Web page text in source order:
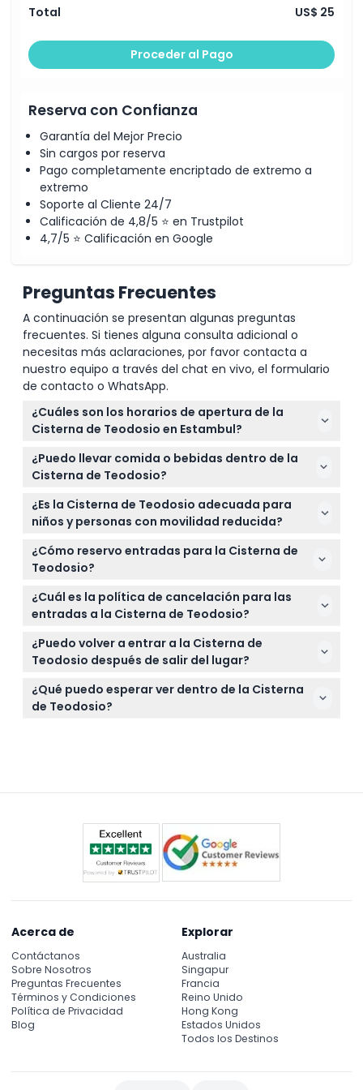
Inclusiones
Exclusiones
Horario de Apertura
Cosas a Saber
Ubicación
Cómo Llegar
Cómo Canjear
Política de Cancelación
Total
US$ 25
Proceder al Pago
Reserva con Confianza
Garantía del Mejor Precio
Sin cargos por reserva
Pago completamente encriptado de extremo a
extremo
Soporte al Cliente 24/7
Calificación de 4,8/5 ⭐ en Trustpilot
4,7/5 ⭐ Calificación en Google
Preguntas Frecuentes
A continuación se presentan algunas preguntas
frecuentes. Si tienes alguna consulta adicional o
necesitas más aclaraciones, por favor contacta a
nuestro equipo a través del chat en vivo, el formulario
de contacto o WhatsApp.
¿Cuáles son los horarios de apertura de la
Cisterna de Teodosio en Estambul?
La Cisterna de Teodosio está abierta todos los días
de 9:00 AM a 7:00 PM, con la última entrada a las
momento de la reserva).
¿Puedo llevar comida o bebidas dentro de la
Cisterna de Teodosio?
No, no se permite llevar comida ni bebidas de fuera
dentro de la Cisterna de Teodosio para ayudar a
preservar el sitio histórico.
¿Es la Cisterna de Teodosio adecuada para
niños y personas con movilidad reducida?
La cisterna es mayormente plana y fácil de
recorrer, lo que la hace adecuada para familias,
accesibilidad puede variar; los niños y quienes
tengan preocupaciones de movilidad deben
¿Cómo reservo entradas para la Cisterna de
Teodosio?
Puede reservar sus entradas directamente en línea
a través de este sitio web, donde también puede
fácilmente.
¿Cuál es la política de cancelación para las
entradas a la Cisterna de Teodosio?
Las entradas no son reembolsables y no pueden ser
canceladas bajo ninguna circunstancia, así que por
favor asegúrese de sus planes antes de reservar.
¿Puedo volver a entrar a la Cisterna de
Teodosio después de salir del lugar?
No está permitida la reentrada una vez que salga
del sitio, así que asegúrese de tomarse su tiempo
¿Qué puedo esperar ver dentro de la Cisterna
de Teodosio?
ingeniería e historia bizantina.
Acerca de
Contáctanos
Sobre Nosotros
Preguntas Frecuentes
Términos y Condiciones
Política de Privacidad
Blog
Explorar
Australia
Singapur
Francia
Reino Unido
Hong Kong
Estados Unidos
Todos los Destinos